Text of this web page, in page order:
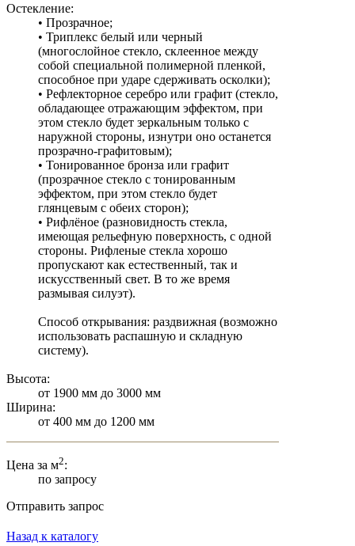
Остекление:
• Прозрачное;
• Триплекс белый или черный
(многослойное стекло, склеенное между
собой специальной полимерной пленкой,
способное при ударе сдерживать осколки);
• Рефлекторное серебро или графит (стекло,
обладающее отражающим эффектом, при
этом стекло будет зеркальным только с
наружной стороны, изнутри оно останется
прозрачно-графитовым);
• Тонированное бронза или графит
(прозрачное стекло с тонированным
эффектом, при этом стекло будет
глянцевым с обеих сторон);
• Рифлёное (разновидность стекла,
имеющая рельефную поверхность, с одной
стороны. Рифленые стекла хорошо
пропускают как естественный, так и
искусственный свет. В то же время
размывая силуэт).
Способ открывания: раздвижная (возможно
использовать распашную и складную
систему).
Высота:
от 1900 мм до 3000 мм
Ширина:
от 400 мм до 1200 мм
Цена за м2:
по запросу
Отправить запрос
Назад к каталогу